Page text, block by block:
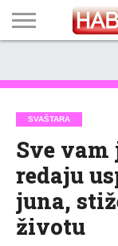
TECH
PROGRAM
PROGNOZA
PUTEVIMA
LISTA
NAMA
SVAŠTARA
Sve vam
redaju
juna,
životu